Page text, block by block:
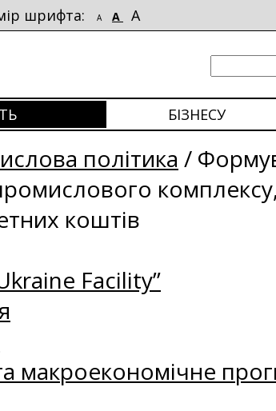
шрифта: A A A
БІЗНЕСУ
політика /
коштів
Facility”
макроекономічне